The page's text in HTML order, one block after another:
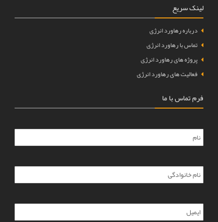
لینک سریع
درباره رهاورد انرژی
تماس با رهاورد انرژی
پروژه های رهاورد انرژی
فعالیت های رهاورد انرژی
فرم تماس با ما